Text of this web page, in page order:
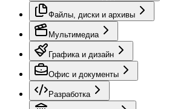
Файлы, диски и архивы
Мультимедиа
Графика и дизайн
Офис и документы
Разработка